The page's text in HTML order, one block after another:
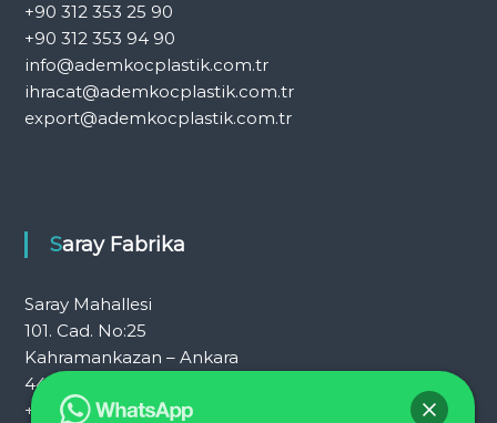
+90 312 353 25 90
+90 312 353 94 90
info@ademkocplastik.com.tr
ihracat@ademkocplastik.com.tr
export@ademkocplastik.com.tr
Saray Fabrika
Saray Mahallesi
101. Cad. No:25
Kahramankazan – Ankara
444 7 054
+90 312 353 25 72